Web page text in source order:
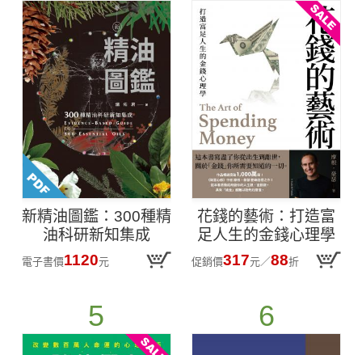
新精油圖鑑：300種精
油科研新知集成
電子書價1120元
花錢的藝術：打造富
足人生的金錢心理學
【附贈財富自由．實
踐隨測卡圖】
促銷價317元／88折
5 6